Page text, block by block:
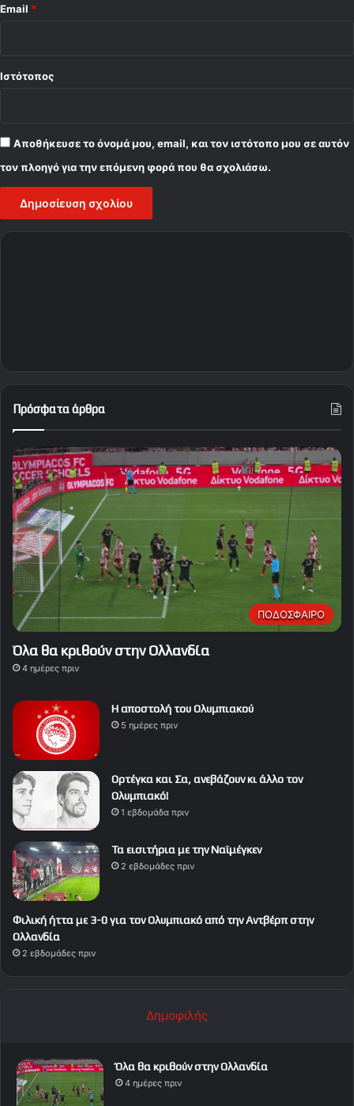
Email *
Ιστότοπος
Αποθήκευσε το όνομά μου, email, και τον ιστότοπο μου σε αυτόν
τον πλοηγό για την επόμενη φορά που θα σχολιάσω.
Πρόσφατα άρθρα
ΠΟΔΟΣΦΑΙΡΟ
Όλα θα κριθούν στην Ολλανδία
4 ημέρες πριν
Η αποστολή του Ολυμπιακού
5 ημέρες πριν
Ορτέγκα και Σα, ανεβάζουν κι άλλο τον
Ολυμπιακό!
1 εβδομάδα πριν
Τα εισιτήρια με την Ναϊμέγκεν
2 εβδομάδες πριν
Φιλική ήττα με 3-0 για τον Ολυμπιακό από την Αντβέρπ στην
Ολλανδία
2 εβδομάδες πριν
Δημοφιλής
Όλα θα κριθούν στην Ολλανδία
4 ημέρες πριν